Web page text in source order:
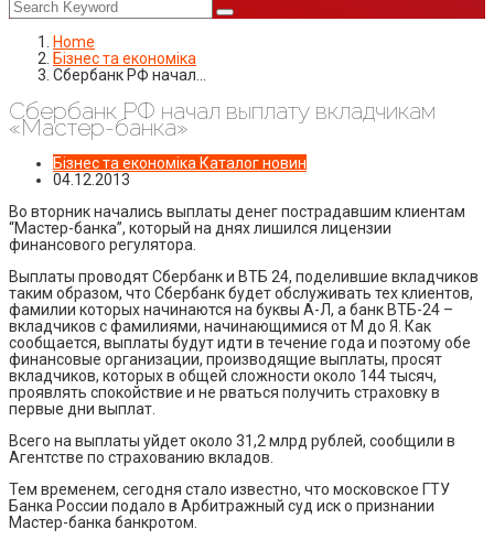
Home
Бізнес та економіка
Сбербанк РФ начал…
Сбербанк РФ начал выплату вкладчикам
«Мастер-банка»
Бізнес та економіка Каталог новин
04.12.2013
Во вторник начались выплаты денег пострадавшим клиентам
“Мастер-банка”, который на днях лишился лицензии
финансового регулятора.
Выплаты проводят Сбербанк и ВТБ 24, поделившие вкладчиков
таким образом, что Сбербанк будет обслуживать тех клиентов,
фамилии которых начинаются на буквы А-Л, а банк ВТБ-24 –
вкладчиков с фамилиями, начинающимися от М до Я. Как
сообщается, выплаты будут идти в течение года и поэтому обе
финансовые организации, производящие выплаты, просят
вкладчиков, которых в общей сложности около 144 тысяч,
проявлять спокойствие и не рваться получить страховку в
первые дни выплат.
Всего на выплаты уйдет около 31,2 млрд рублей, сообщили в
Агентстве по страхованию вкладов.
Тем временем, сегодня стало известно, что московское ГТУ
Банка России подало в Арбитражный суд иск о признании
Мастер-банка банкротом.